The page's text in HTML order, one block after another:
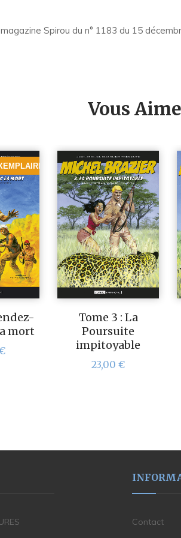
Spirou du n° 1183 du 15
Vous
mort
Tome 3 : La
Poursuite
impitoyable
23,00 €
Contact